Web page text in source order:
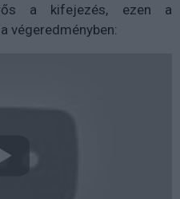
a kifejezés, ezen a
végeredményben: